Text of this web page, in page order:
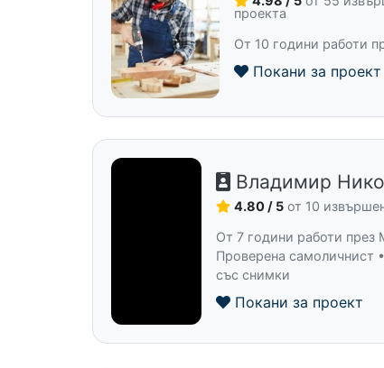
проекта
От 10 години работи
Покани за проект
Владимир
4.80 / 5 от 10
От 7 години работи през
Проверена самоличнист
със снимки
Покани за проект